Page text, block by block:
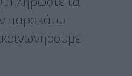
παρακάτω